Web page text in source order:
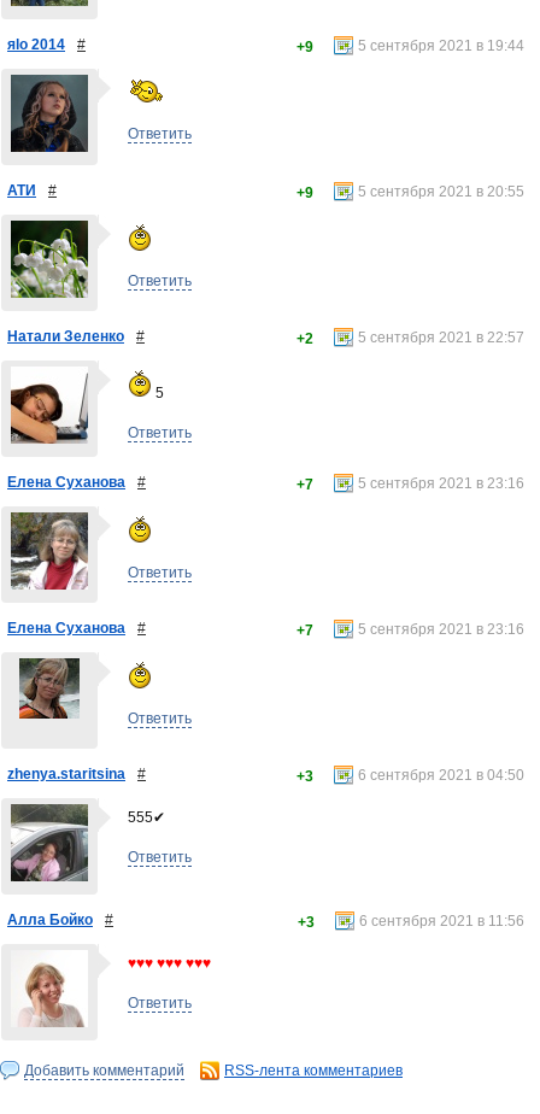
яlo 2014 # 5 сентября 2021 в 19:44
+9
Ответить
АТИ # 5 сентября 2021 в 20:55
+9
Ответить
Натали Зеленко # 5 сентября 2021 в 22:57
+2
5
Ответить
Елена Суханова # 5 сентября 2021 в 23:16
+7
Ответить
Елена Суханова # 5 сентября 2021 в 23:16
+7
Ответить
zhenya.staritsina # 6 сентября 2021 в 04:50
+3
555✔
Ответить
Алла Бойко # 6 сентября 2021 в 11:56
+3
♥♥♥ ♥♥♥ ♥♥♥
Ответить
Добавить комментарий RSS-лента комментариев